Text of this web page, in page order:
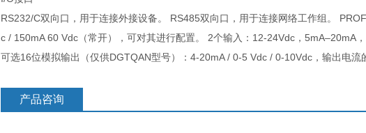
RS232/C双向口，用于连接外接设备。 RS485双向口，用于连接网络工作组。
c / 150mA 60 Vdc（常开），可对其进行配置。 2个输入：12-24Vdc，5mA–20mA
可选16位模拟输出（仅供DGTQAN型号）：4-20mA / 0-5 Vdc / 0-10Vdc，输出电
产品咨询